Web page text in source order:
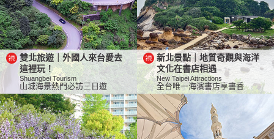
雙北旅遊｜外國人來台愛去
這裡玩！
Shuangbei Tourism
山城海景熱門必訪三日遊
新北景點｜地質奇觀與海洋
文化在書店相遇
New Taipei Attractions
全台唯一海濱書店享書香